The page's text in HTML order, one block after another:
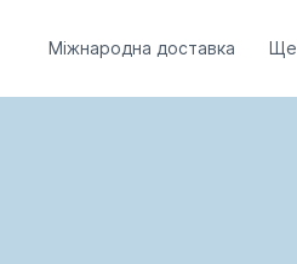
Міжнародна доставка Ще